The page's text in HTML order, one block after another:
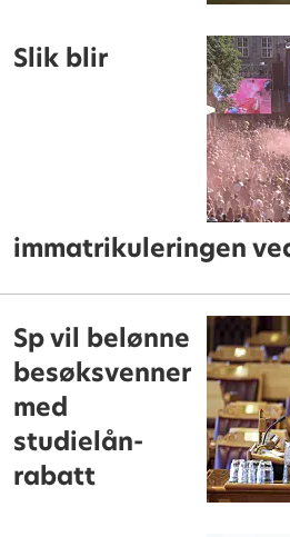
Slik blir
immatrikuleringen
Sp vil belønne
besøksvenner
med
studielån-
rabatt